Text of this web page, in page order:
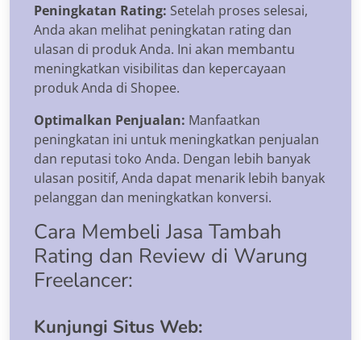
Peningkatan Rating: Setelah proses selesai,
Anda akan melihat peningkatan rating dan
ulasan di produk Anda. Ini akan membantu
meningkatkan visibilitas dan kepercayaan
produk Anda di Shopee.
Optimalkan Penjualan: Manfaatkan
peningkatan ini untuk meningkatkan penjualan
dan reputasi toko Anda. Dengan lebih banyak
ulasan positif, Anda dapat menarik lebih banyak
pelanggan dan meningkatkan konversi.
Cara Membeli Jasa Tambah
Rating dan Review di Warung
Freelancer:
Kunjungi Situs Web: